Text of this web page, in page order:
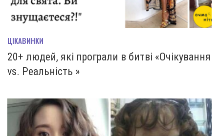
ЦІКАВИНКИ
20+ людей, які програли в битві «Очікування
vs. Реальність »